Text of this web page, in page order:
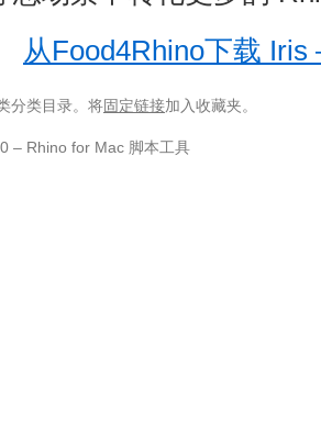
从Food4Rhino下载
分类目录。将固定链接加入收藏夹。
– Rhino for Mac 脚本工具